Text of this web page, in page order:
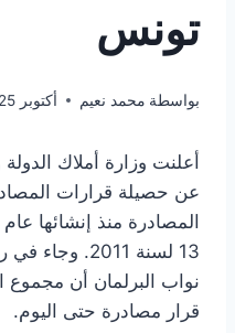
تونس
بواسطة محمد نعيم أكتوبر 25, 2025
أعلنت وزارة أملاك
عن حصيلة قرارات
13 لسنة 2011.
قرار مصادرة حتى اليوم.